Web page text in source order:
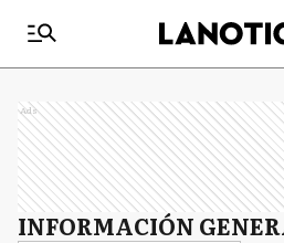
Ads
INFORMACIÓN